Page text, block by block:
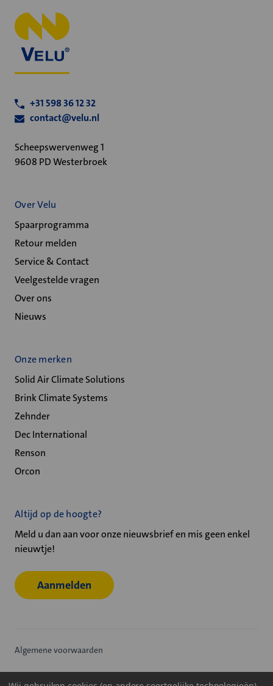
+31 598 36 12 32
contact@velu.nl
Scheepswervenweg 1
9608 PD Westerbroek
Over Velu
Spaarprogramma
Retour melden
Service & Contact
Veelgestelde vragen
Over ons
Nieuws
Onze merken
Solid Air Climate Solutions
Brink Climate Systems
Zehnder
Dec International
Renson
Orcon
Altijd op de hoogte?
Meld u dan aan voor onze nieuwsbrief en mis geen enkel
nieuwtje!
Aanmelden
Algemene voorwaarden